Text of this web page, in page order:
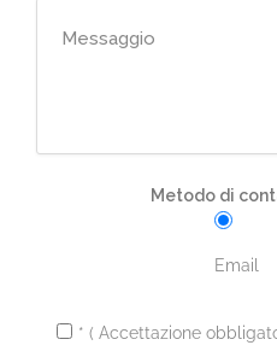
Metodo di
Email
* ( Accettazione